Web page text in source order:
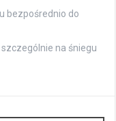
bezpośrednio do
na śniegu